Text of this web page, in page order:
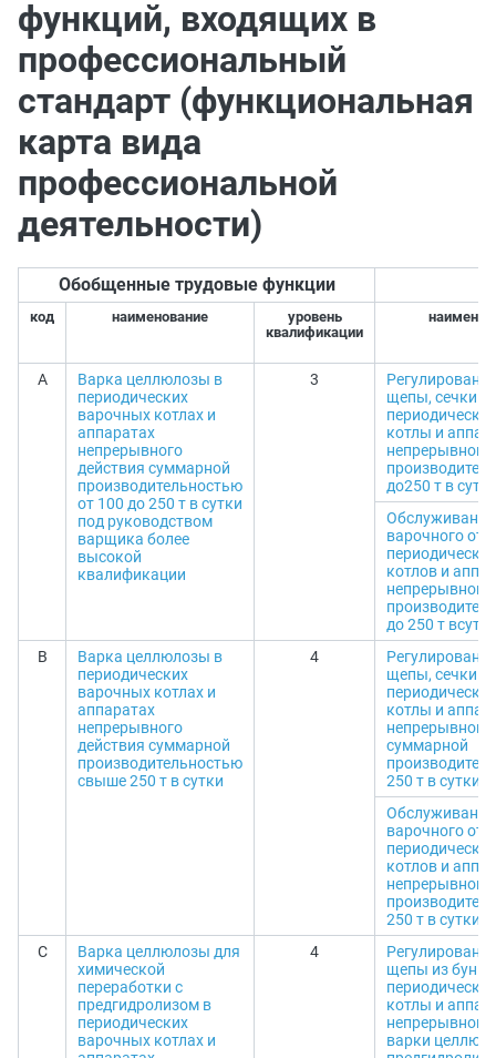
функций, входящих в
профессиональный
стандарт (функциональная
карта вида
профессиональной
деятельности)
Обобщенные трудовые функции
код наименование
уровень
квалификации
A
Варка целлюлозы в
периодических
варочных котлах и
аппаратах
непрерывного
действия суммарной
производительностью
от 100 до 250 т в сутки
под руководством
варщика более
высокой
квалификации
3
щепы, сечки
котлы и
непрерывного
до250 т в
варочного
котлов и
непрерывного
до 250 т
B
Варка целлюлозы в
периодических
варочных котлах и
аппаратах
непрерывного
действия суммарной
производительностью
свыше 250 т в сутки
4
щепы, сечки
котлы и
непрерывного
суммарной
250 т в сутки
варочного
котлов и
непрерывного
250 т в сутки
C
Варка целлюлозы для
химической
переработки с
предгидролизом в
периодических
варочных котлах и
4
щепы из
котлы и
непрерывного
варки